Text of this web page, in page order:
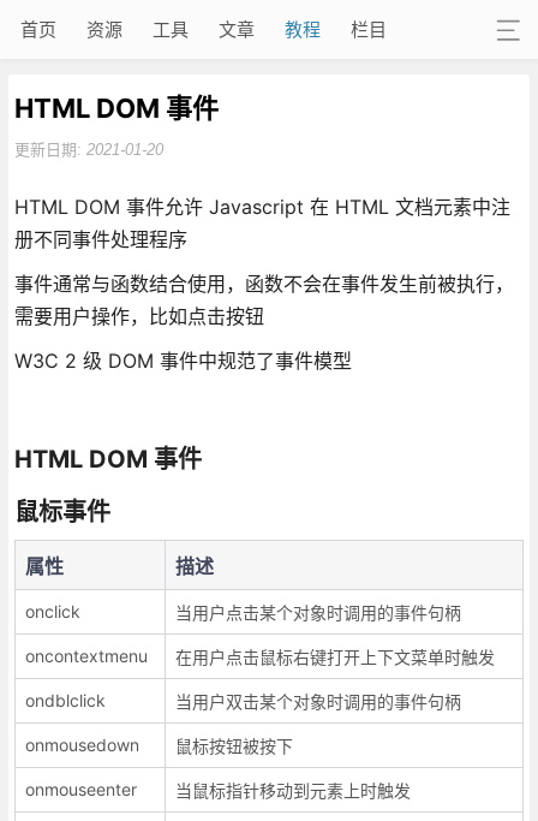
首页 资源 工具 文章 教程 栏目
HTML DOM 事件
更新日期: 2021-01-20
HTML DOM 事件允许 Javascript 在 HTML 文档元素中注
册不同事件处理程序
事件通常与函数结合使用，函数不会在事件发生前被执行，
需要用户操作，比如点击按钮
W3C 2 级 DOM 事件中规范了事件模型
HTML DOM 事件
鼠标事件
属性 描述
onclick 当用户点击某个对象时调用的事件句柄
oncontextmenu 在用户点击鼠标右键打开上下文菜单时触发
ondblclick 当用户双击某个对象时调用的事件句柄
onmousedown 鼠标按钮被按下
onmouseenter 当鼠标指针移动到元素上时触发